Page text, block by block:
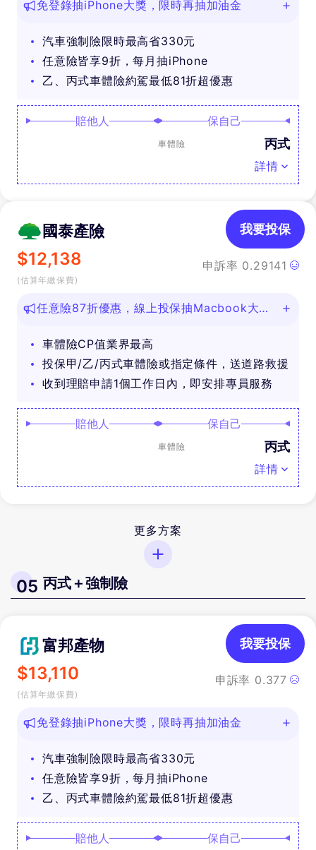
免登錄抽iPhone大獎，限時再抽加油金
汽車強制險限時最高省330元
任意險皆享9折，每月抽iPhone
乙、丙式車體險約駕最低81折超優惠
賠他人 保自己
車體險 丙式
詳情
國泰產險
$12,138
(估算年繳保費)
申訴率 0.29141
我要投保
任意險87折優惠，線上投保抽Macbook大
車體險CP值業界最高
投保甲/乙/丙式車體險或指定條件，送道路救援
收到理賠申請1個工作日內，即安排專員服務
賠他人 保自己
車體險 丙式
詳情
更多方案
05 丙式＋強制險
富邦產物
$13,110
(估算年繳保費)
申訴率 0.377
我要投保
免登錄抽iPhone大獎，限時再抽加油金
汽車強制險限時最高省330元
任意險皆享9折，每月抽iPhone
乙、丙式車體險約駕最低81折超優惠
賠他人 保自己